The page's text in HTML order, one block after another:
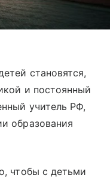
становятся,
и постоянный
учитель РФ,
образования
чтобы с детьми